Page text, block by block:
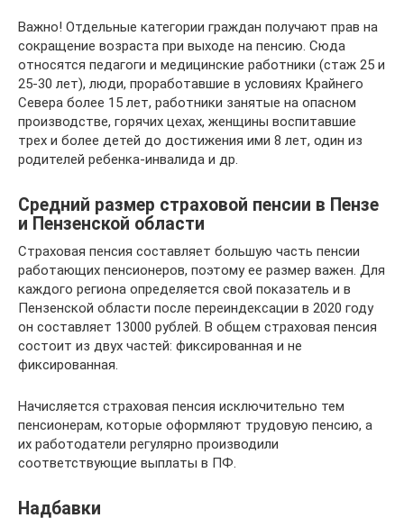
Важно! Отдельные категории граждан получают прав на
сокращение возраста при выходе на пенсию. Сюда
относятся педагоги и медицинские работники (стаж 25 и
25-30 лет), люди, проработавшие в условиях Крайнего
Севера более 15 лет, работники занятые на опасном
производстве, горячих цехах, женщины воспитавшие
трех и более детей до достижения ими 8 лет, один из
родителей ребенка-инвалида и др.
Средний размер страховой пенсии в Пензе
и Пензенской области
Страховая пенсия составляет большую часть пенсии
работающих пенсионеров, поэтому ее размер важен. Для
каждого региона определяется свой показатель и в
Пензенской области после переиндексации в 2020 году
он составляет 13000 рублей. В общем страховая пенсия
состоит из двух частей: фиксированная и не
фиксированная.
Начисляется страховая пенсия исключительно тем
пенсионерам, которые оформляют трудовую пенсию, а
их работодатели регулярно производили
соответствующие выплаты в ПФ.
Надбавки